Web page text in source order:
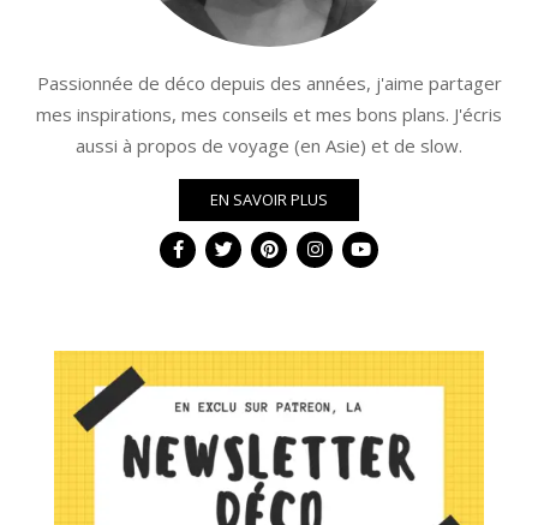
Passionnée de déco depuis des années, j'aime partager
mes inspirations, mes conseils et mes bons plans. J'écris
aussi à propos de voyage (en Asie) et de slow.
EN SAVOIR PLUS